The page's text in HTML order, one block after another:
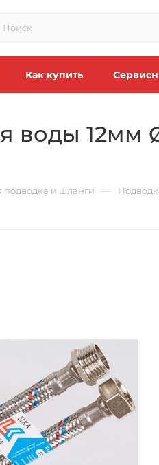
Как купить
воды 12мм
подводка и шланги —